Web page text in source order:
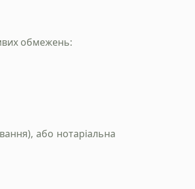
обмежень:
або нотаріальна